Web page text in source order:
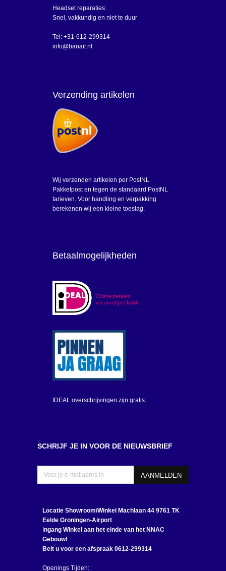
Headset reparaties:
Snel, vakkundig en niet te duur
Tel: +31-612-299314
info@banair.nl
Verzending artikelen
Wij verzenden artikelen per PostNL
Pakketpost en tegen de standaard PostNL
tarieven. Voor handling en verpakking
berekenen wij een kleine toeslag.
Betaalmogelijkheden
IDEAL overschrijvingen zijn gratis.
SCHRIJF JE IN VOOR DE NIEUWSBRIEF
Locatie Showroom/Winkel Machlaan 44 9761 TK
Eelde Groningen-Airport
ngang Winkel aan het einde van het NNAC
Gebouw!
Belt u voor een afspraak 0612-299314
Openings Tijden: